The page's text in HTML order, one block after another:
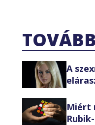
A
Miért